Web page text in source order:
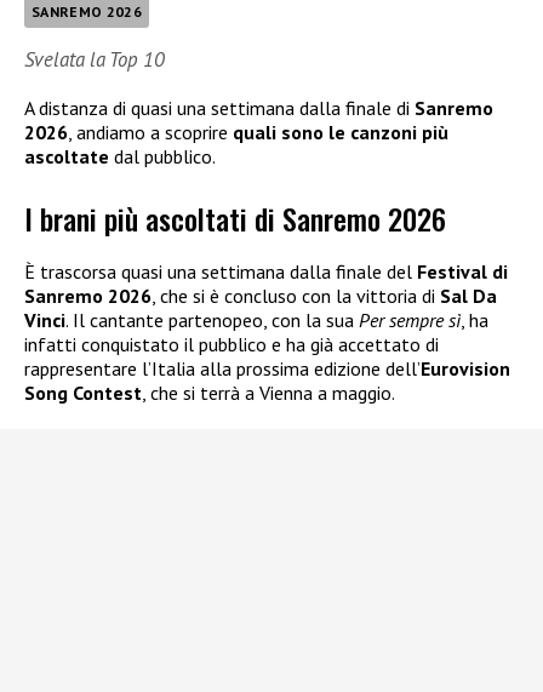
SANREMO 2026
Svelata la Top 10
A distanza di quasi una settimana dalla finale di Sanremo
2026, andiamo a scoprire quali sono le canzoni più
ascoltate dal pubblico.
I brani più ascoltati di Sanremo 2026
È trascorsa quasi una settimana dalla finale del Festival di
Sanremo 2026 , che si è concluso con la vittoria di Sal Da
Vinci. Il cantante partenopeo, con la sua Per sempre sì , ha
infatti conquistato il pubblico e ha già accettato di
rappresentare l’Italia alla prossima edizione dell’Eurovision
Song Contest , che si terrà a Vienna a maggio.